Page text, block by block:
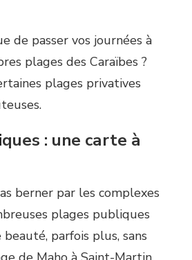
de passer vos journées à
plages des Caraïbes ?
plages privatives
: une carte à
berner par les complexes
plages publiques
parfois plus, sans